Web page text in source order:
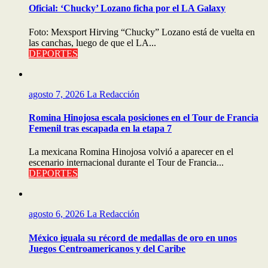
Oficial: ‘Chucky’ Lozano ficha por el LA Galaxy
Foto: Mexsport Hirving “Chucky” Lozano está de vuelta en
las canchas, luego de que el LA...
DEPORTES
agosto 7, 2026 La Redacción
Romina Hinojosa escala posiciones en el Tour de Francia
Femenil tras escapada en la etapa 7
La mexicana Romina Hinojosa volvió a aparecer en el
escenario internacional durante el Tour de Francia...
DEPORTES
agosto 6, 2026 La Redacción
México iguala su récord de medallas de oro en unos
Juegos Centroamericanos y del Caribe